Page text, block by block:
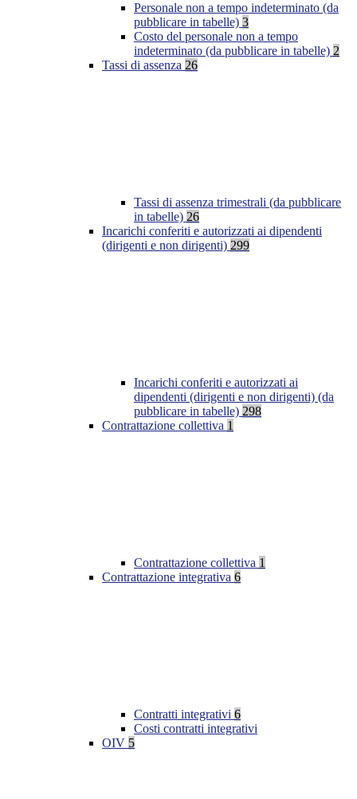
Personale non a tempo indeterminato (da
pubblicare in tabelle) 3
Costo del personale non a tempo
indeterminato (da pubblicare in tabelle) 2
Tassi di assenza 26
Tassi di assenza trimestrali (da pubblicare
in tabelle) 26
Incarichi conferiti e autorizzati ai dipendenti
(dirigenti e non dirigenti) 299
Incarichi conferiti e autorizzati ai
dipendenti (dirigenti e non dirigenti) (da
pubblicare in tabelle) 298
Contrattazione collettiva 1
Contrattazione collettiva 1
Contrattazione integrativa 6
Contratti integrativi 6
Costi contratti integrativi
OIV 5